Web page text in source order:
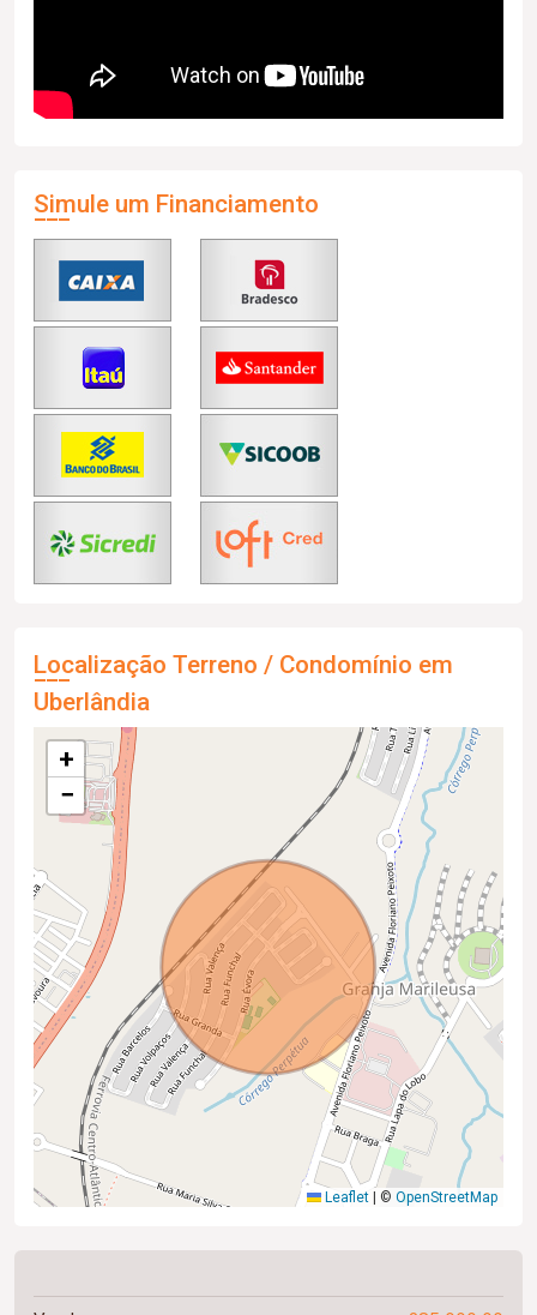
Simule um Financiamento
Localização Terreno / Condomínio em
Uberlândia
+
−
Leaflet © OpenStreetMap